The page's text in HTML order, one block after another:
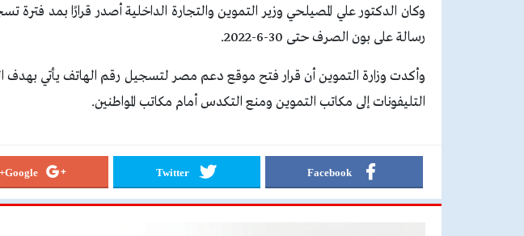
وكان الدكتور علي المصيلحي وزير التموين والتجارة الداخلية أصدر قرارًا بمد فترة
رسالة على بون الصرف حتى 30-6-2022.
وأكدت وزارة التموين أن قرار فتح موقع دعم مصر لتسجيل رقم الهاتف يأتي بهدف
التليفونات إلى مكاتب التموين ومنع التكدس أمام مكاتب المواطنين.
Facebook
Twitter
Google+